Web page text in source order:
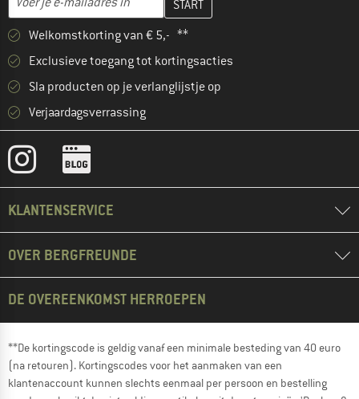
Welkomstkorting van € 5,- **
Exclusieve toegang tot kortingsacties
Sla producten op je verlanglijstje op
Verjaardagsverrassing
KLANTENSERVICE
OVER BERGFREUNDE
DE OVEREENKOMST HERROEPEN
**De kortingscode is geldig vanaf een minimale besteding van 40 euro
(na retouren). Kortingscodes voor het aanmaken van een
klantenaccount kunnen slechts eenmaal per persoon en bestelling